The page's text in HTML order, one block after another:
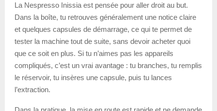
La Nespresso Inissia est pensée pour aller droit au but.
Dans la boîte, tu retrouves généralement une notice claire
et quelques capsules de démarrage, ce qui te permet de
tester la machine tout de suite, sans devoir acheter quoi
que ce soit en plus. Si tu n’aimes pas les appareils
compliqués, c’est un vrai avantage : tu branches, tu remplis
le réservoir, tu insères une capsule, puis tu lances
l’extraction.